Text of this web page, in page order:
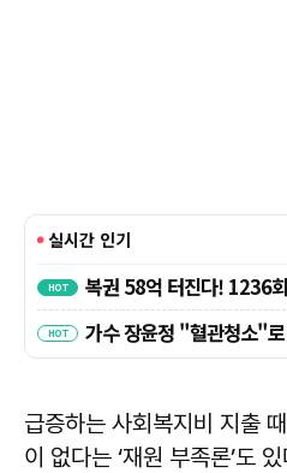
급증하는 사회복지비 지출
이 없다는 ‘재원 부족론’도